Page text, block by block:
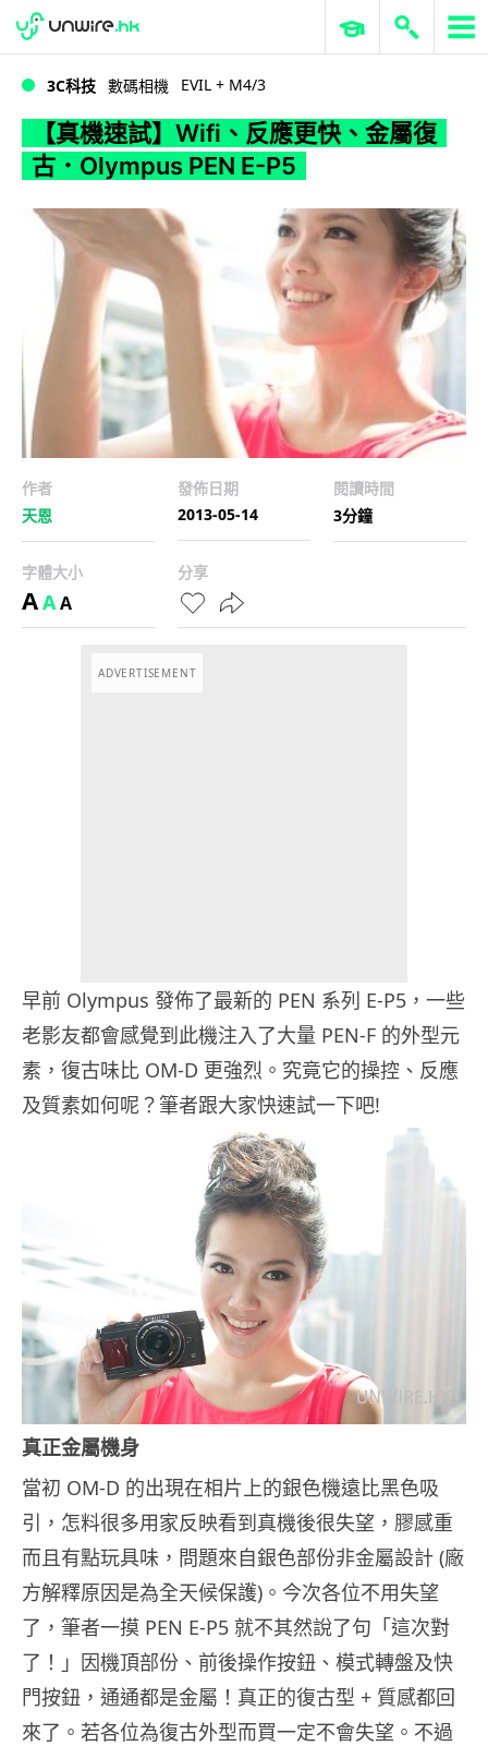
WWDC 2026 ERP 與商業 AI
3C科技 數碼相機 EVIL + M4/3
【真機速試】Wifi、反應更快、金屬復
古．Olympus PEN E-P5
作者
天恩
發佈日期
2013-05-14
閱讀時間
3分鐘
字體大小
AAA
分享
ADVERTISEMENT
早前 Olympus 發佈了最新的 PEN 系列 E-P5，一些
老影友都會感覺到此機注入了大量 PEN-F 的外型元
素，復古味比 OM-D 更強烈。究竟它的操控、反應
及質素如何呢？筆者跟大家快速試一下吧!
真正金屬機身
當初 OM-D 的出現在相片上的銀色機遠比黑色吸
引，怎料很多用家反映看到真機後很失望，膠感重
而且有點玩具味，問題來自銀色部份非金屬設計 (廠
方解釋原因是為全天候保護)。今次各位不用失望
了，筆者一摸 PEN E-P5 就不其然說了句「這次對
了！」因機頂部份、前後操作按鈕、模式轉盤及快
門按鈕，通通都是金屬！真正的復古型 + 質感都回
來了。若各位為復古外型而買一定不會失望。不過